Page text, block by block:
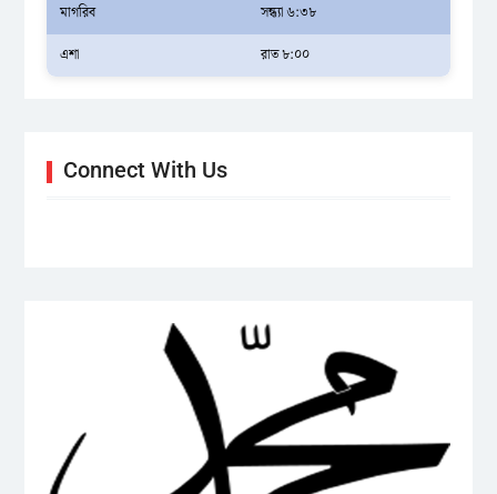
মাগরিব
সন্ধ্যা ৬:৩৮
এশা
রাত ৮:০০
Connect With Us